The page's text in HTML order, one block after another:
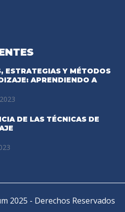
ESTRATEGIAS Y MÉTODOS
APRENDIENDO A
DE LAS TÉCNICAS DE
2025 - Derechos Reservados